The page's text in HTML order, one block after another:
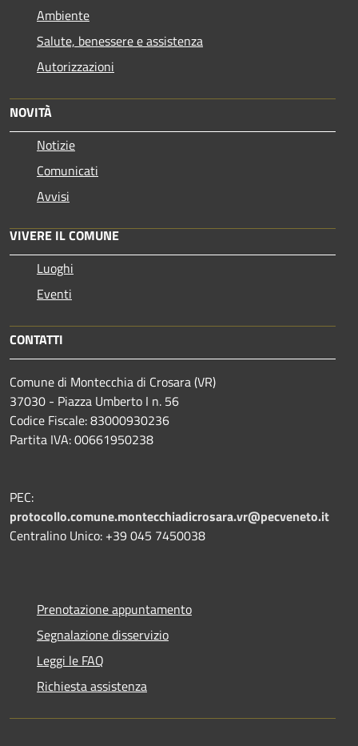
Ambiente
Salute, benessere e assistenza
Autorizzazioni
NOVITÀ
Notizie
Comunicati
Avvisi
VIVERE IL COMUNE
Luoghi
Eventi
CONTATTI
Comune di Montecchia di Crosara (VR)
37030 - Piazza Umberto I n. 56
Codice Fiscale: 83000930236
Partita IVA: 00661950238
PEC:
protocollo.comune.montecchiadicrosara.vr@pecveneto.it
Centralino Unico: +39 045 7450038
Prenotazione appuntamento
Segnalazione disservizio
Leggi le FAQ
Richiesta assistenza